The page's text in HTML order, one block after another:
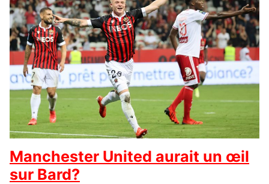
Manchester United aurait un œil
sur Bard?